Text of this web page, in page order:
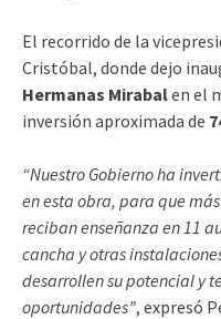
El recorrido de la
Cristóbal, donde dejo
Hermanas Mirabalen el
inversión aproximada de
“Nuestro Gobierno ha
en esta obra, para que
reciban enseñanza en 11
cancha y otras
desarrollen su potencial y
oportunidades”, expresó